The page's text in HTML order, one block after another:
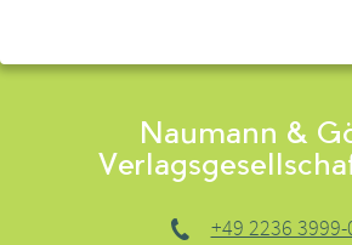
Naumann &
+49 2236 3999-